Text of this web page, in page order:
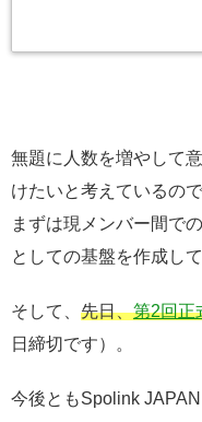
無題に人数を増やして
けたいと考えているの
まずは現メンバー間で
としての基盤を作成し
そして、 先日、第2回正
日締切です）。
今後ともSpolink